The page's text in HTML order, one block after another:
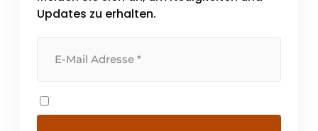
Updates zu erhalten.